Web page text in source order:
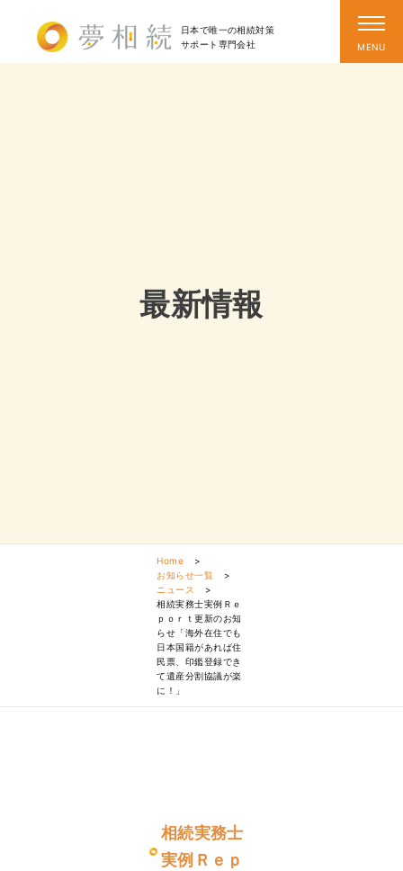
日本で唯一の相続対策
サポート 専門会社
最新情報
Home
>
お知らせ一覧
>
ニュース
>
相続実務士実例Ｒｅ
ｐｏｒｔ更新のお知
らせ「海外在住でも
日本国籍があれば住
民票、印鑑登録でき
て遺産分割協議が楽
に！」
相続実務士
実例Ｒｅｐ